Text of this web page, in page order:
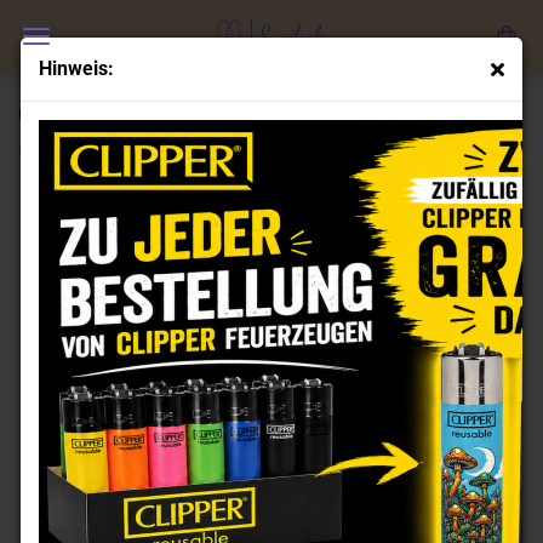
Hinweis:
Clipper Feuerzeuge Set Zoo Party
(Art.Nr.:CL101579)